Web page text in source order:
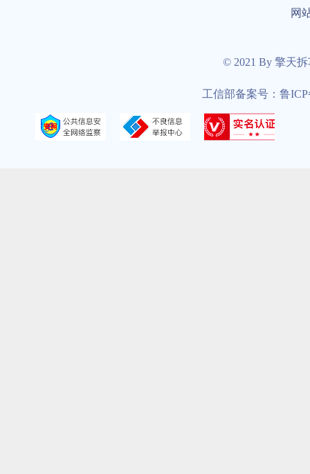
网
© 2021 By 擎天
工信部备案号：鲁